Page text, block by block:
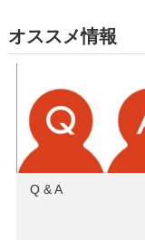
オススメ情報
Q & A